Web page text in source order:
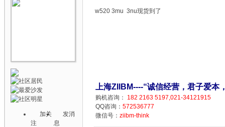
加关
注
发消
息
w520 3mu 3nu现货到了
上海ZIIBM----“诚信经营，君子爱本
购机咨询：
182 2163 5197,021-34121915
QQ咨询： 572536777
微信号： ziibm-think